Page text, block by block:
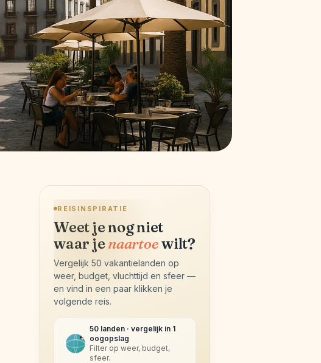
REISINSPIRATIE
Weet je nog niet
waar je naartoewilt?
Vergelijk 50 vakantielanden op
weer, budget, vluchttijd en sfeer —
en vind in een paar klikken je
volgende reis.
50 landen · vergelijk in 1
oogopslag
Filter op weer, budget,
sfeer.